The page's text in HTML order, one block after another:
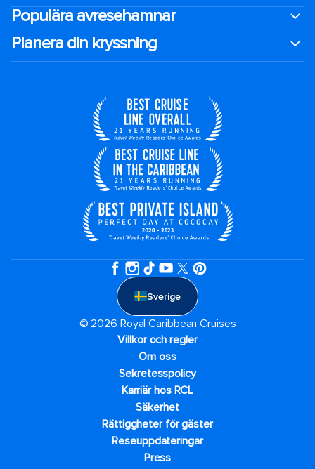
Populära avresehamnar
Planera din kryssning
Sverige
© 2026 Royal Caribbean Cruises
Villkor och regler
Om oss
Sekretesspolicy
Karriär hos RCL
Säkerhet
Rättiggheter för gäster
Reseuppdateringar​
Press